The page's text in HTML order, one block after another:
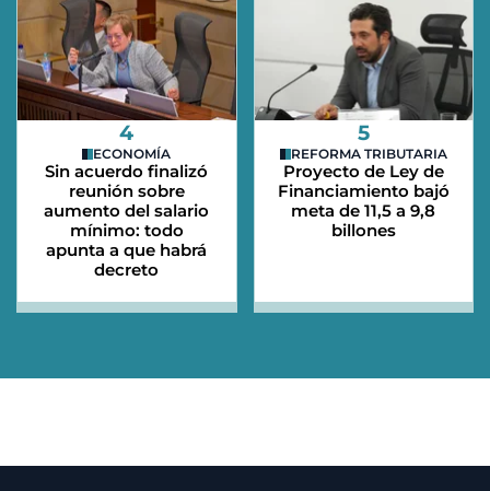
4
ECONOMÍA
Sin acuerdo finalizó
reunión sobre
aumento del salario
mínimo: todo
apunta a que habrá
decreto
5
REFORMA TRIBUTARIA
Proyecto de Ley de
Financiamiento bajó
meta de 11,5 a 9,8
billones